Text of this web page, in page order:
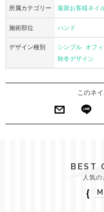
所属カテゴリー 最新お客様ネイ
施術部位 ハンド
デザイン種別 シンプル オフ
秋冬デザイン
このネ
BEST
人気
｛